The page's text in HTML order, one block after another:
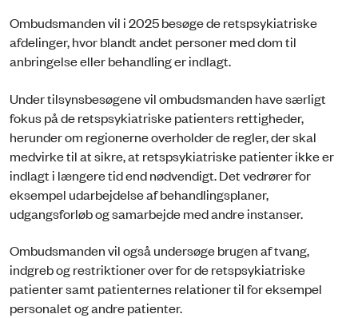
Ombudsmanden vil i 2025 besøge de retspsykiatriske
afdelinger, hvor blandt andet personer med dom til
anbringelse eller behandling er indlagt.
Under tilsynsbesøgene vil ombudsmanden have særligt
fokus på de retspsykiatriske patienters rettigheder,
herunder om regionerne overholder de regler, der skal
medvirke til at sikre, at retspsykiatriske patienter ikke er
indlagt i længere tid end nødvendigt. Det vedrører for
eksempel udarbejdelse af behandlingsplaner,
udgangsforløb og samarbejde med andre instanser.
Ombudsmanden vil også undersøge brugen af tvang,
indgreb og restriktioner over for de retspsykiatriske
patienter samt patienternes relationer til for eksempel
personalet og andre patienter.